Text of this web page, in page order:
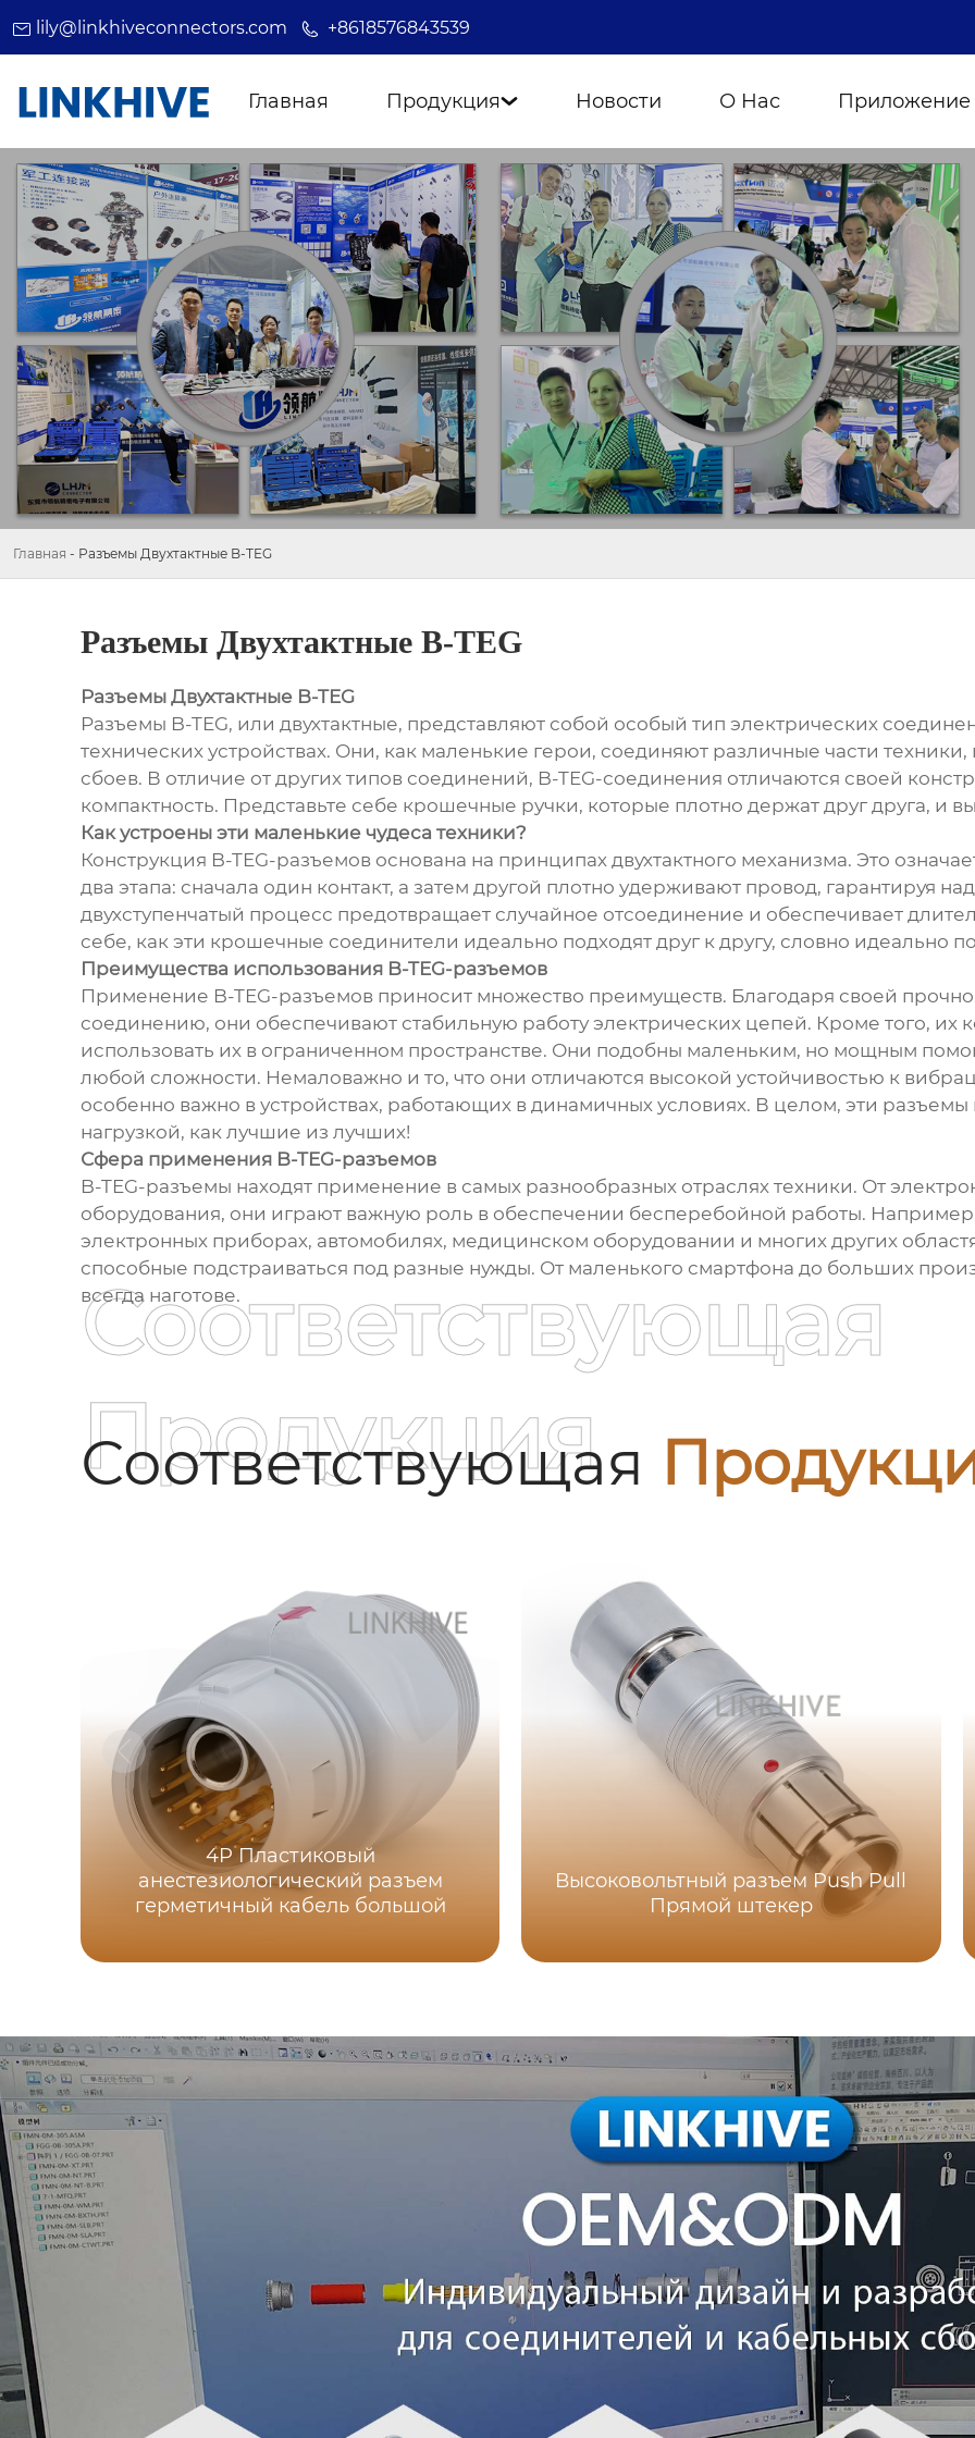
lily@linkhiveconnectors.com +8618576843539
Главная Продукция Новости О Нас Приложение
Главная - Разъемы Двухтактные B-TEG
Разъемы Двухтактные B-TEG
Разъемы Двухтактные B-TEG
Разъемы B-TEG, или двухтактные, представляют собой особый тип электрических
технических устройствах. Они, как маленькие герои, соединяют различные части
сбоев. В отличие от других типов соединений, B-TEG-соединения отличаются своей
компактность. Представьте себе крошечные ручки, которые плотно держат друг друга, и
Как устроены эти маленькие чудеса техники?
Конструкция B-TEG-разъемов основана на принципах двухтактного механизма. Это
два этапа: сначала один контакт, а затем другой плотно удерживают провод, гарантируя
двухступенчатый процесс предотвращает случайное отсоединение и обеспечивает
себе, как эти крошечные соединители идеально подходят друг к другу, словно идеально
Преимущества использования B-TEG-разъемов
Применение B-TEG-разъемов приносит множество преимуществ. Благодаря своей
соединению, они обеспечивают стабильную работу электрических цепей. Кроме того, их
использовать их в ограниченном пространстве. Они подобны маленьким, но мощным
любой сложности. Немаловажно и то, что они отличаются высокой устойчивостью к
особенно важно в устройствах, работающих в динамичных условиях. В целом, эти
нагрузкой, как лучшие из лучших!
Сфера применения B-TEG-разъемов
B-TEG-разъемы находят применение в самых разнообразных отраслях техники. От
оборудования, они играют важную роль в обеспечении бесперебойной работы.
электронных приборах, автомобилях, медицинском оборудовании и многих других
способные подстраиваться под разные нужды. От маленького смартфона до больших
всегда наготове.
Соответствующая
Соответствующая
Продукция
4P Пластиковый
анестезиологический разъем
герметичный кабель большой
Высоковольтный разъем Push Pull
Прямой штекер